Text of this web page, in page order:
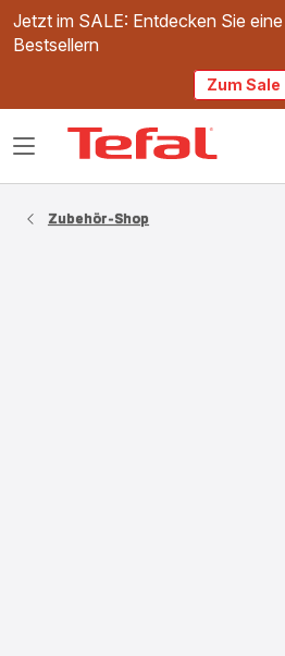
Jetzt im SALE: Entdecken Sie
Bestsellern
Zum Sale
Das
Zubehör-Shop